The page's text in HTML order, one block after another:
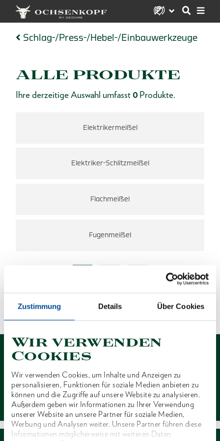
Zustimmung Details Über Cookies
Wir verwenden
Cookies
Wir verwenden Cookies, um Inhalte und Anzeigen zu
personalisieren, Funktionen für soziale Medien anbieten zu
können und die Zugriffe auf unsere Website zu analysieren.
Außerdem geben wir Informationen zu Ihrer Verwendung
unserer Website an unsere Partner für soziale Medien,
Werbung und Analysen weiter. Unsere Partner führen diese
Informationen möglicherweise mit weiteren Daten
Schlag-/Press-/Hebel-/Einbauwerkzeuge
ALLE PRODUKTE
Ihre derzeitige Auswahl umfasst 0 Produkte.
Elektrikermeißel
Elektriker-Schlitzmeißel
Flachmeißel
Fugenmeißel
Kontakt